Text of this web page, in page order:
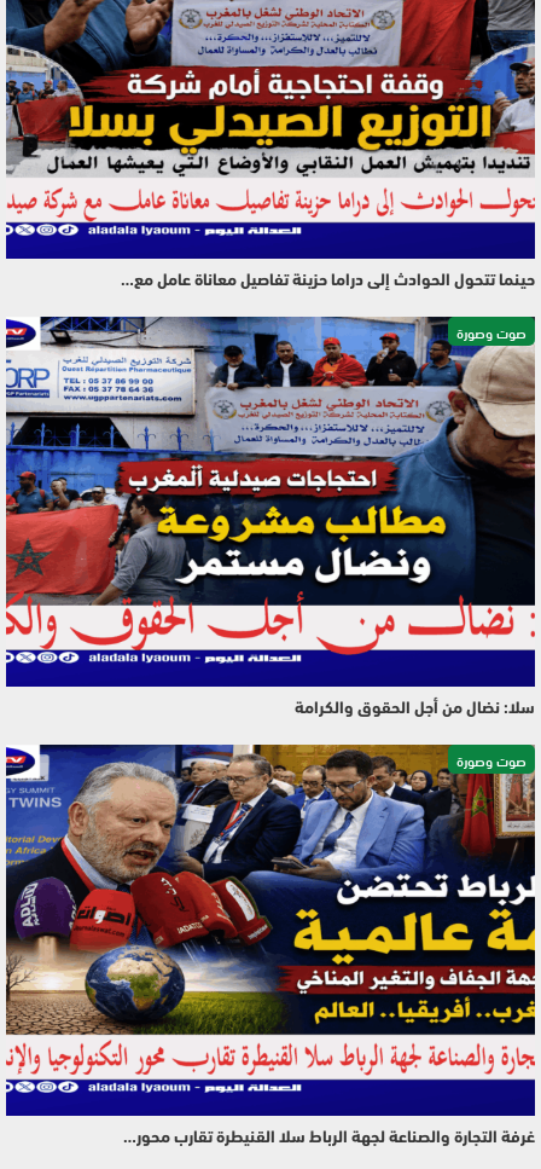
حينما تتحول الحوادث إلى دراما حزينة تفاصيل معاناة عامل مع…
صوت وصورة
سلا: نضال من أجل الحقوق والكرامة
صوت وصورة
غرفة التجارة والصناعة لجهة الرباط سلا القنيطرة تقارب محور…